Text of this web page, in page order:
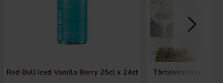
Red Bull Iced Vanilla Berry 25cl x 24st
Tårtdekoration